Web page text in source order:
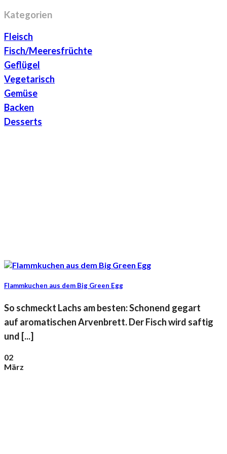
Kategorien
Fleisch
Fisch/Meeresfrüchte
Geflügel
Vegetarisch
Gemüse
Backen
Desserts
Flammkuchen aus dem Big Green Egg
So schmeckt Lachs am besten: Schonend gegart
auf aromatischen Arvenbrett. Der Fisch wird saftig
und [...]
02
März